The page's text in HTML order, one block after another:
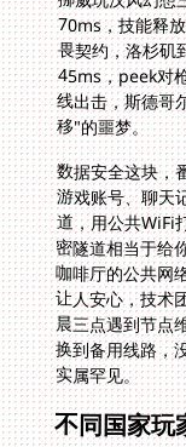
移"的噩梦。
数据安全这块，
游戏账号、聊天
道，用公共WiFi
密隧道相当于给
咖啡厅的公共网
让人安心，技术
晨三点遇到节点
换到备用线路，
实属罕见。
不同国家玩